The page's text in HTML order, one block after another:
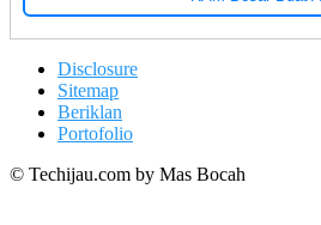
Disclosure
Sitemap
Beriklan
Portofolio
© Techijau.com by Mas Bocah